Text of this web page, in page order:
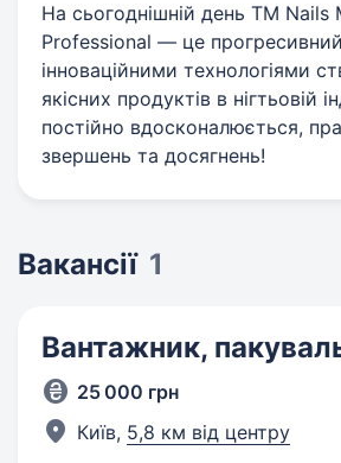
На сьогоднішній день ТМ Nails
Professional — це
інноваційними технологіями
якісних продуктів в нігтьовій
постійно вдосконалюється,
звершень та досягнень!
Вакансії 1
Вантажник,
25 000 грн
Київ, 5,8 км від центру